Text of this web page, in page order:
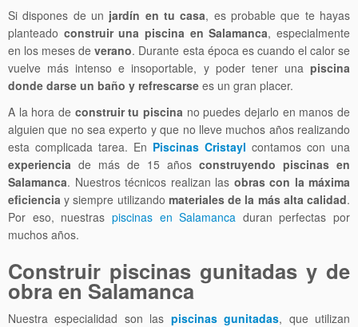
Si dispones de un jardín en tu casa, es probable que te hayas
planteado construir una piscina en Salamanca, especialmente
en los meses deverano. Durante esta época es cuando el calor se
vuelve más intenso e insoportable, y poder tener una piscina
donde darse un baño y refrescarse es un gran placer.
A la hora de construir tu piscina no puedes dejarlo en manos de
alguien que no sea experto y que no lleve muchos años realizando
esta complicada tarea. En Piscinas Cristayl contamos con una
experiencia de más de 15 años construyendo piscinas en
Salamanca. Nuestros técnicos realizan las obras con la máxima
eficiencia y siempre utilizando materiales de la más alta calidad.
Por eso, nuestras piscinas en Salamanca duran perfectas por
muchos años.
Construir piscinas gunitadas y de
obra en Salamanca
Nuestra especialidad son las piscinas gunitadas, que utilizan